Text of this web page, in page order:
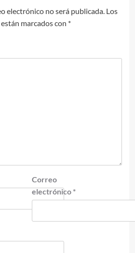
electrónico no será publicada. Los
marcados con *
Correo
electrónico *